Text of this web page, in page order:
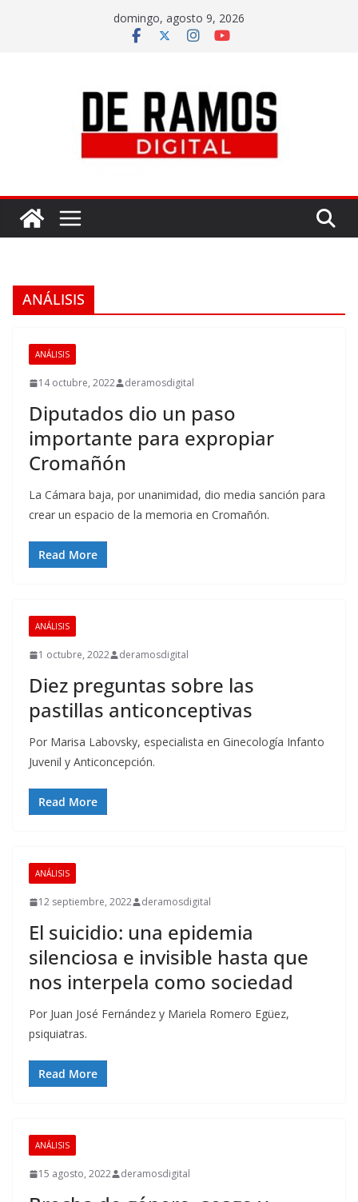
domingo, agosto 9, 2026
ANÁLISIS
ANÁLISIS
14 octubre, 2022 deramosdigital
Diputados dio un paso
importante para expropiar
Cromañón
La Cámara baja, por unanimidad, dio media sanción para
crear un espacio de la memoria en Cromañón.
Read More
ANÁLISIS
1 octubre, 2022 deramosdigital
Diez preguntas sobre las
pastillas anticonceptivas
Por Marisa Labovsky, especialista en Ginecología Infanto
Juvenil y Anticoncepción.
Read More
ANÁLISIS
12 septiembre, 2022 deramosdigital
El suicidio: una epidemia
silenciosa e invisible hasta que
nos interpela como sociedad
Por Juan José Fernández y Mariela Romero Egüez,
psiquiatras.
Read More
ANÁLISIS
15 agosto, 2022 deramosdigital